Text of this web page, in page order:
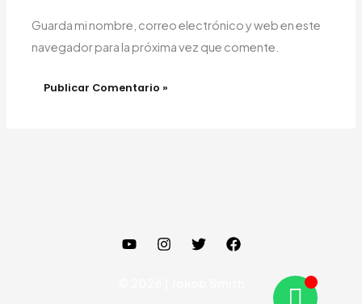
Guarda mi nombre, correo electrónico y web en este
navegador para la próxima vez que comente.